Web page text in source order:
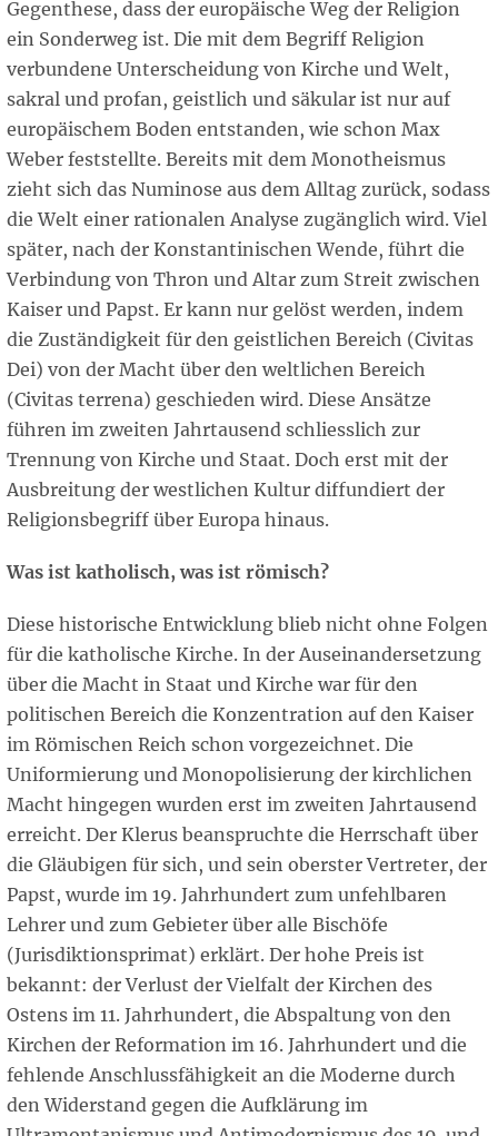
Gegenthese, dass der europäische Weg der Religion
ein Sonderweg ist. Die mit dem Begriff Religion
verbundene Unterscheidung von Kirche und Welt,
sakral und profan, geistlich und säkular ist nur auf
europäischem Boden entstanden, wie schon Max
Weber feststellte. Bereits mit dem Monotheismus
zieht sich das Numinose aus dem Alltag zurück, sodass
die Welt einer rationalen Analyse zugänglich wird. Viel
später, nach der Konstantinischen Wende, führt die
Verbindung von Thron und Altar zum Streit zwischen
Kaiser und Papst. Er kann nur gelöst werden, indem
die Zuständigkeit für den geistlichen Bereich (Civitas
Dei) von der Macht über den weltlichen Bereich
(Civitas terrena) geschieden wird. Diese Ansätze
führen im zweiten Jahrtausend schliesslich zur
Trennung von Kirche und Staat. Doch erst mit der
Ausbreitung der westlichen Kultur diffundiert der
Religionsbegriff über Europa hinaus.
Was ist katholisch, was ist römisch?
Diese historische Entwicklung blieb nicht ohne Folgen
für die katholische Kirche. In der Auseinandersetzung
über die Macht in Staat und Kirche war für den
politischen Bereich die Konzentration auf den Kaiser
im Römischen Reich schon vorgezeichnet. Die
Uniformierung und Monopolisierung der kirchlichen
Macht hingegen wurden erst im zweiten Jahrtausend
erreicht. Der Klerus beanspruchte die Herrschaft über
die Gläubigen für sich, und sein oberster Vertreter, der
Papst, wurde im 19. Jahrhundert zum unfehlbaren
Lehrer und zum Gebieter über alle Bischöfe
(Jurisdiktionsprimat) erklärt. Der hohe Preis ist
bekannt: der Verlust der Vielfalt der Kirchen des
Ostens im 11. Jahrhundert, die Abspaltung von den
Kirchen der Reformation im 16. Jahrhundert und die
fehlende Anschlussfähigkeit an die Moderne durch
den Widerstand gegen die Aufklärung im